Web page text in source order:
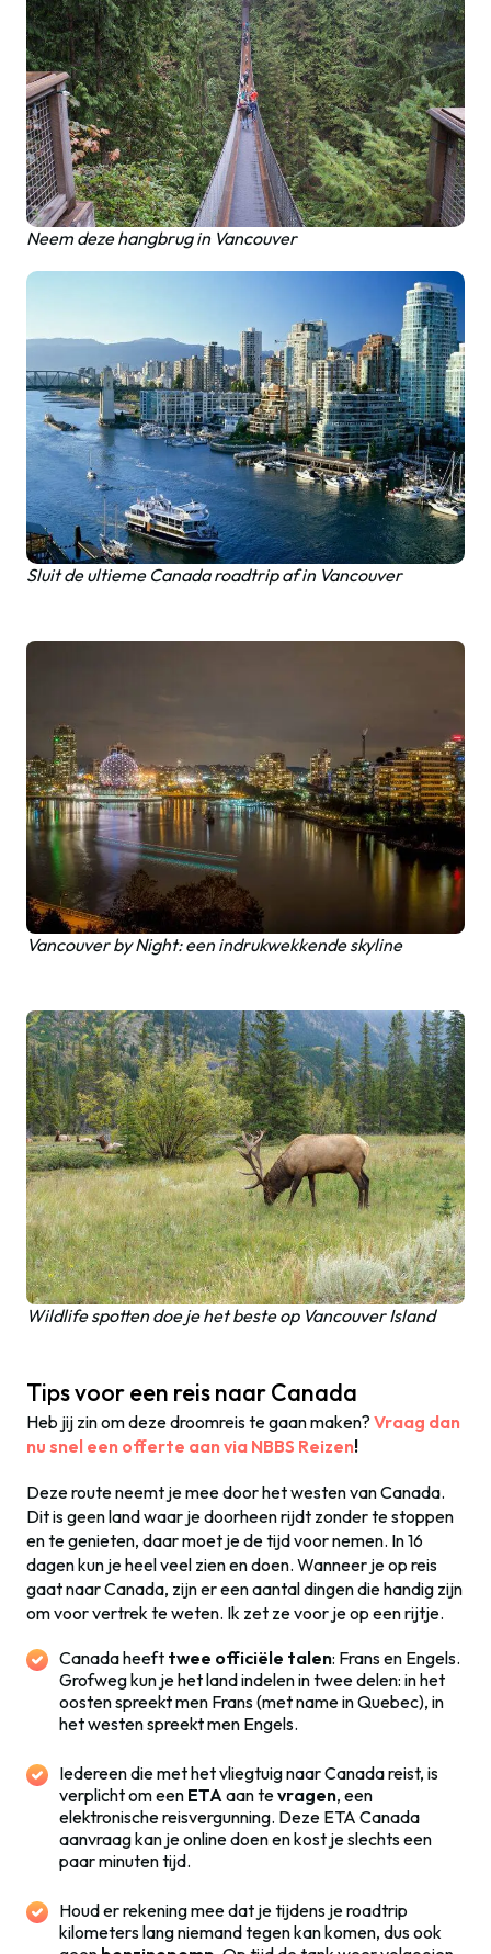
Neem deze hangbrug in Vancouver
Sluit de ultieme Canada roadtrip af in Vancouver
Vancouver by Night: een indrukwekkende skyline
Wildlife spotten doe je het beste op Vancouver Island
Tips voor een reis naar Canada
Heb jij zin om deze droomreis te gaan maken? Vraag dan
nu snel een offerte aan via NBBS Reizen!
Deze route neemt je mee door het westen van Canada.
Dit is geen land waar je doorheen rijdt zonder te stoppen
en te genieten, daar moet je de tijd voor nemen. In 16
dagen kun je heel veel zien en doen. Wanneer je op reis
gaat naar Canada, zijn er een aantal dingen die handig zijn
om voor vertrek te weten. Ik zet ze voor je op een rijtje.
Canada heeft twee officiële talen: Frans en Engels.
Grofweg kun je het land indelen in twee delen: in het
oosten spreekt men Frans (met name in Quebec), in
het westen spreekt men Engels.
Iedereen die met het vliegtuig naar Canada reist, is
verplicht om een ETA aan tevragen, een
elektronische reisvergunning. Deze ETA Canada
aanvraag kan je online doen en kost je slechts een
paar minuten tijd.
Houd er rekening mee dat je tijdens je roadtrip
kilometers lang niemand tegen kan komen, dus ook